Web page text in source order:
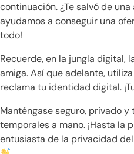
continuación. ¿Te salvó de
ayudamos a conseguir una
todo!
Recuerde, en la jungla digital,
amiga. Así que adelante,
reclama tu identidad digital.
Manténgase seguro, privado y
temporales a mano. ¡Hasta la
entusiasta de la privacidad